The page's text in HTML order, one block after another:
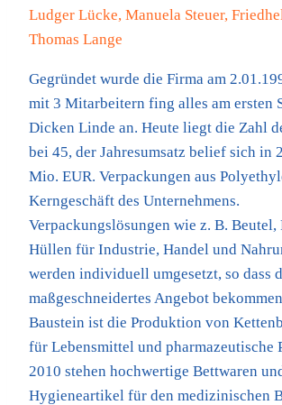
Ludger Lücke, Manuela Steuer,
Thomas Lange
Gegründet wurde die Firma am
mit 3 Mitarbeitern fing alles am ersten
Dicken Linde an. Heute liegt die Zahl
bei 45, der Jahresumsatz belief sich in
Mio. EUR. Verpackungen aus
Kerngeschäft des Unternehmens.
Verpackungslösungen wie z. B. Beutel,
Hüllen für Industrie, Handel und
werden individuell umgesetzt, so dass
maßgeschneidertes Angebot
Baustein ist die Produktion von
für Lebensmittel und pharmazeutische
2010 stehen hochwertige Bettwaren
Hygieneartikel für den medizinischen